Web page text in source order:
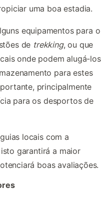
uma boa estadia.
equipamentos para o
de trekking, ou que
onde podem alugá-los
para estes
principalmente
para os desportos de
locais com a
garantirá a maior
boas avaliações.